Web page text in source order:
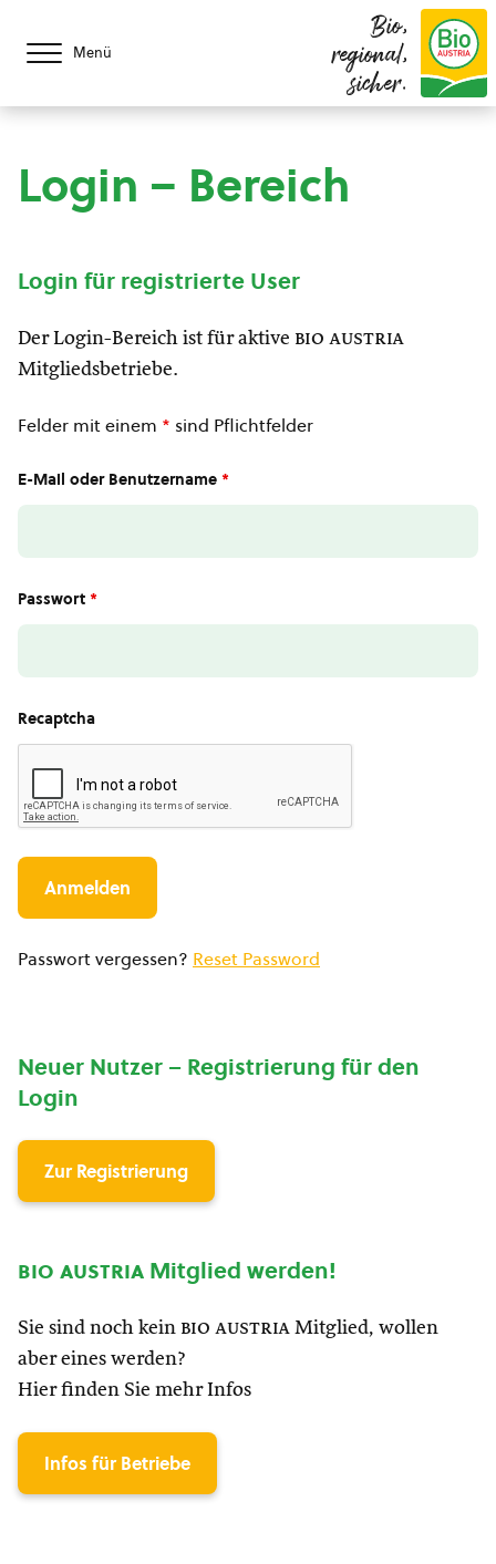
Menü
Bio,
regional,
sicher.
Login – Bereich
Login für registrierte User
Der Login-Bereich ist für aktive bio austria
Mitgliedsbetriebe.
Felder mit einem * sind Pflichtfelder
E-Mail oder Benutzername *
Passwort *
Recaptcha
Passwort vergessen? Reset Password
Neuer Nutzer – Registrierung für den
Login
Zur Registrierung
bio austria Mitglied werden!
Sie sind noch kein bio austria Mitglied, wollen
aber eines werden?
Hier finden Sie mehr Infos
Infos für Betriebe